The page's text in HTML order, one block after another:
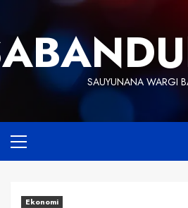
content
SAUYUNANA WARGI
Menu
Ekonomi